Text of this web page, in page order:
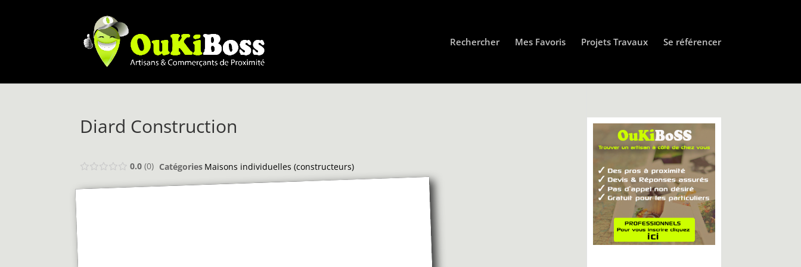
Rechercher Mes Favoris Projets Travaux Se référencer
Diard Construction
0.0 0 Catégories Maisons individuelles (constructeurs)